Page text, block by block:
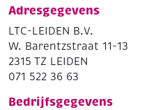
Adresgegevens
LTC-LEIDEN B.V.
W. Barentzstraat 11-13
2315 TZ LEIDEN
071 522 36 63
Bedrijfsgegevens